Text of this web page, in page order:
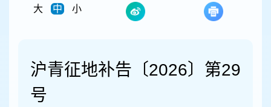
大
中 小
沪青征地补告〔2026〕第29
号